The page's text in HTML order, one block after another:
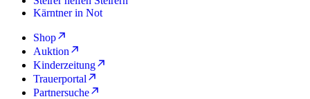
Kärntner in Not
Shop
Auktion
Kinderzeitung
Trauerportal
Partnersuche